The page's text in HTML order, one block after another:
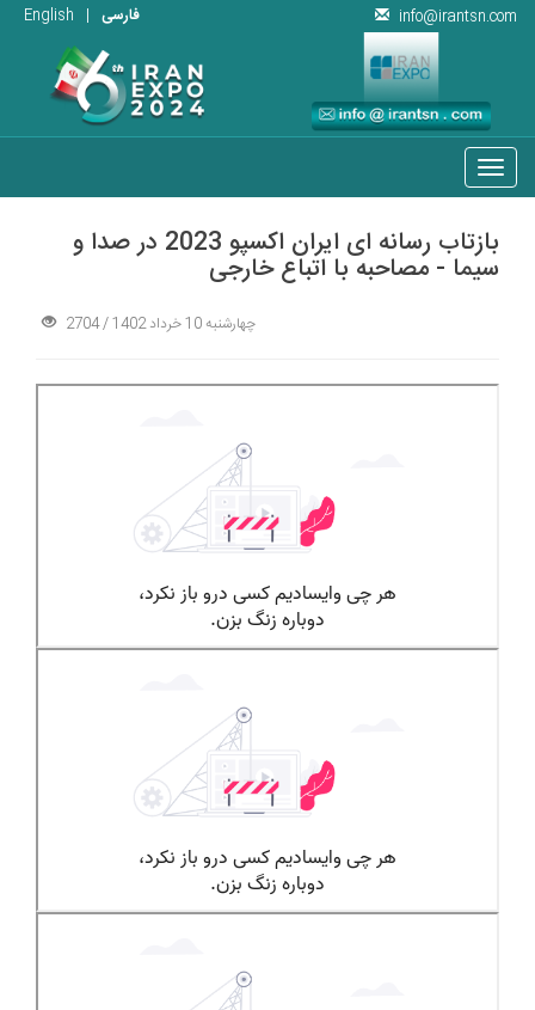
info@irantsn.com
English | فارسی
Toggle
navigation
بازتاب رسانه ای ایران اکسپو 2023 در صدا و
سیما - مصاحبه با اتباع خارجی
چهارشنبه 10 خرداد 1402 /
2704